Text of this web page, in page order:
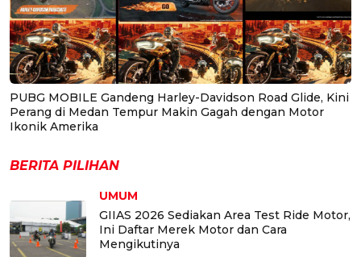
PUBG MOBILE Gandeng Harley-Davidson Road Glide, Kini
Perang di Medan Tempur Makin Gagah dengan Motor
Ikonik Amerika
BERITA PILIHAN
UMUM
GIIAS 2026 Sediakan Area Test Ride Motor,
Ini Daftar Merek Motor dan Cara
Mengikutinya